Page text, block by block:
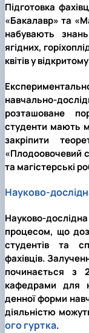
Підготовка
«Бакалавр» та
набувають
ягідних,
квітів у
навчально-
розташоване
студенти мають
закріпити
«Плодоовочевий
та магістерські
Науково-
Науково-
процесом, що
студентів та
фахівців.
починається з
кафедрами для
денної форми
діяльністю
ого гуртка.